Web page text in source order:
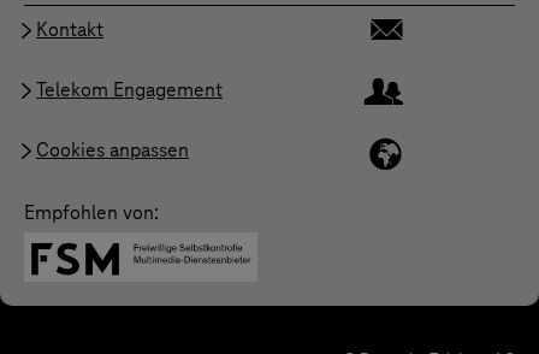
Kontakt
Telekom Engagement
Cookies anpassen
Empfohlen von: